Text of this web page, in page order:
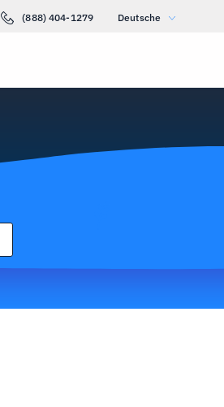
(888) 404-1279 Deutsche